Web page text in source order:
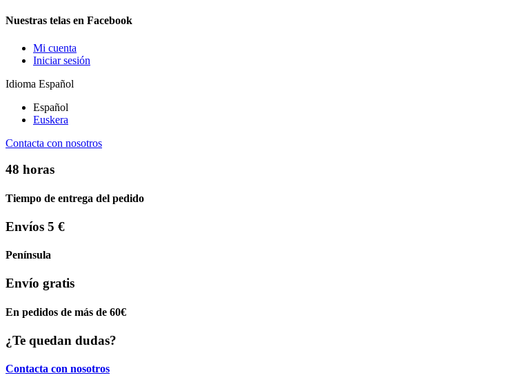
Nuestras telas en Facebook
Mi cuenta
Iniciar sesión
Idioma Español
Español
Euskera
Contacta con nosotros
48 horas
Tiempo de entrega del pedido
Envíos 5 €
Península
Envío gratis
En pedidos de más de 60€
¿Te quedan dudas?
Contacta con nosotros